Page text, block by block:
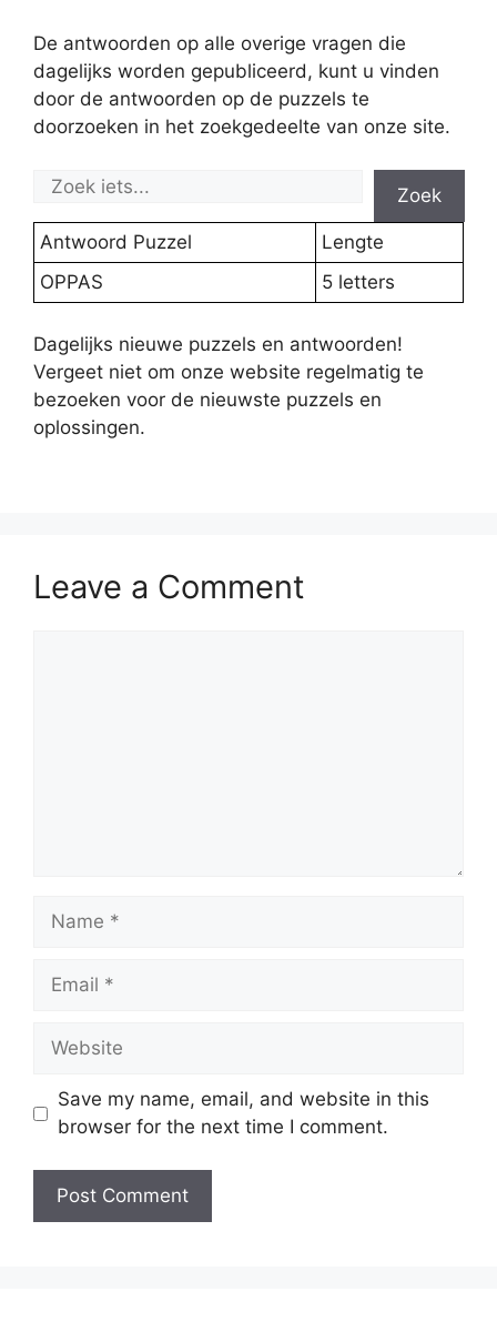
De antwoorden op alle overige vragen die
dagelijks worden gepubliceerd, kunt u vinden
door de antwoorden op de puzzels te
doorzoeken in het zoekgedeelte van onze site.
Zoek
Antwoord Puzzel
Lengte
OPPAS
5 letters
Dagelijks nieuwe puzzels en antwoorden!
Vergeet niet om onze website regelmatig te
bezoeken voor de nieuwste puzzels en
oplossingen.
Leave a Comment
Name
Email
Website
Save my name, email, and website in this
browser for the next time I comment.